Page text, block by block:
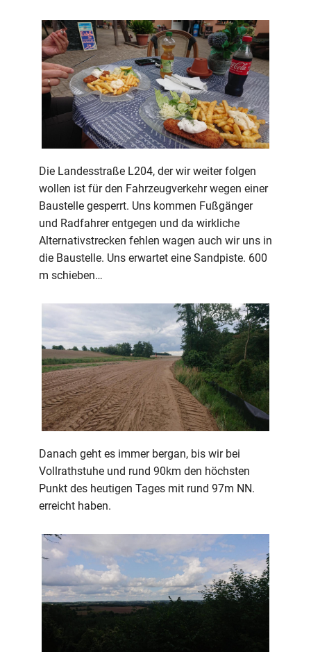
Die Landesstraße L204, der wir weiter folgen
wollen ist für den Fahrzeugverkehr wegen einer
Baustelle gesperrt. Uns kommen Fußgänger
und Radfahrer entgegen und da wirkliche
Alternativstrecken fehlen wagen auch wir uns in
die Baustelle. Uns erwartet eine Sandpiste. 600
m schieben…
Danach geht es immer bergan, bis wir bei
Vollrathstuhe und rund 90km den höchsten
Punkt des heutigen Tages mit rund 97m NN.
erreicht haben.